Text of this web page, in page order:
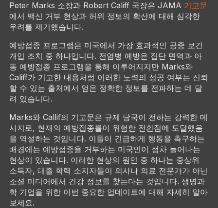
Peter Marks 소장과 Robert Califf 국장은 JAMA 기고문
에서 백신 거부 현상과 허위 정보의 확산에 대해 심각한
우려를 제기했습니다.
예방접종 프로그램은 미국에서 가장 효과적인 공중 보건
개입 조치 중 하나입니다. 전염병 예방은 집단 면역과 아
동 예방접종 프로그램을 통해 이루어지지만 Marks와
Califf가 기고한 내용처럼 이러한 노력의 성공 여부는 신뢰
할 수 있는 출처에서 얻은 정확한 정보를 전파하는 데 달
려 있습니다.
Marks와 Callif의 기고문은 규제 당국이 전하는 강력한 메
시지로, 현재의 예방접종률이 위험한 전환점에 도달했음
을 역설하는 것입니다. 이들이 긴급하게 행동을 촉구하는
배경에는 예방접종을 거부하는 미국인이 점차 늘어나는
현상이 있습니다. 이러한 현상의 원인 중 하나는 중상위
소득자, 대졸 학력 소지자들이 의사나 의료 전문가가 아닌
소셜 미디어에서 건강 정보를 찾는다는 것입니다. 생명과
학 기업을 위한 이번 중요한 업데이트에 대해 자세히 알아
보세요.